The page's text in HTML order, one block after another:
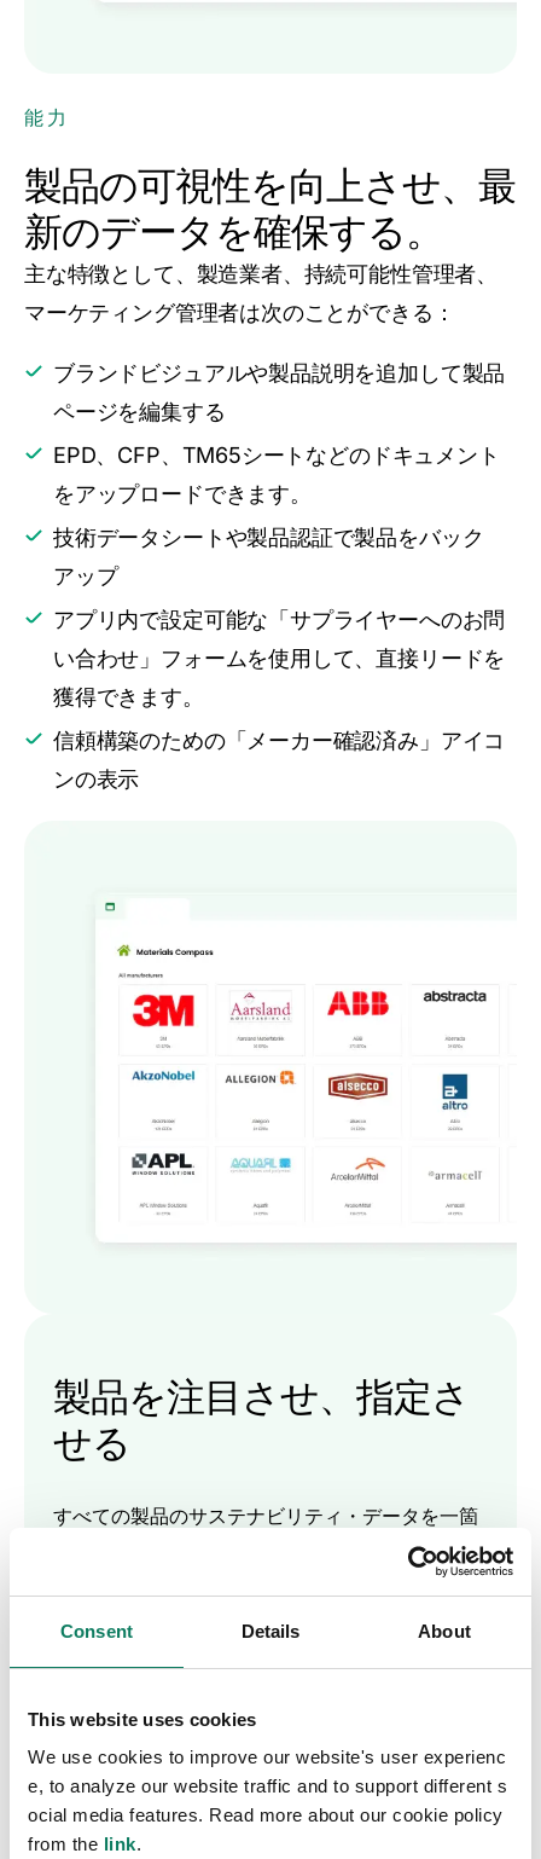
Consent Details About
This website uses cookies
We use cookies to improve our website's user experienc
e, to analyze our website traffic and to support different s
ocial media features. Read more about our cookie policy
from the link.
能力
製品の可視性を向上させ、最
新のデータを確保する。
主な特徴として、製造業者、持続可能性管理者、
マーケティング管理者は次のことができる：
ブランドビジュアルや製品説明を追加して製品
ページを編集する
EPD、CFP、TM65シートなどのドキュメント
をアップロードできます。
技術データシートや製品認証で製品をバック
アップ
アプリ内で設定可能な「サプライヤーへのお問
い合わせ」フォームを使用して、直接リードを
獲得できます。
信頼構築のための「メーカー確認済み」アイコ
ンの表示
製品を注目させ、指定さ
せる
すべての製品のサステナビリティ・データを一箇
所に集め、建築家、開発者、建設専門家のグロー
カスタマーストーリー
シュナイダーエレクトリッ
ク、ワンクリックLCAでME
P製品データを公開